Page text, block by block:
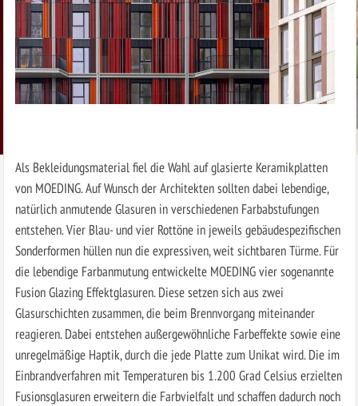
Als Bekleidungsmaterial fiel die Wahl auf glasierte Keramikplatten
von MOEDING. Auf Wunsch der Architekten sollten dabei lebendige,
natürlich anmutende Glasuren in verschiedenen Farbabstufungen
entstehen. Vier Blau- und vier Rottöne in jeweils gebäudespezifischen
Sonderformen hüllen nun die expressiven, weit sichtbaren Türme. Für
die lebendige Farbanmutung entwickelte MOEDING vier sogenannte
Fusion Glazing Effektglasuren. Diese setzen sich aus zwei
Glasurschichten zusammen, die beim Brennvorgang miteinander
reagieren. Dabei entstehen außergewöhnliche Farbeffekte sowie eine
unregelmäßige Haptik, durch die jede Platte zum Unikat wird. Die im
Einbrandverfahren mit Temperaturen bis 1.200 Grad Celsius erzielten
Fusionsglasuren erweitern die Farbvielfalt und schaffen dadurch noch